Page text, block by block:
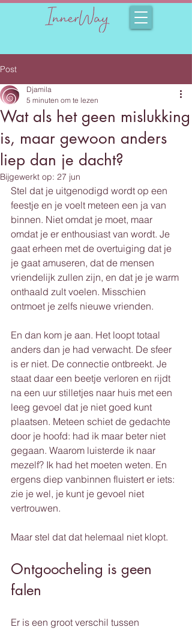
Post
Wat als het geen mislukking
is, maar gewoon anders
liep dan je dacht?
Djamila
5 minuten om te lezen
Bijgewerkt op: 27 jun
Stel dat je uitgenodigd wordt op een
feestje en je voelt meteen een ja van
binnen. Niet omdat je moet, maar
omdat je er enthousiast van wordt. Je
gaat erheen met de overtuiging dat je
je gaat amuseren, dat de mensen
vriendelijk zullen zijn, en dat je je warm
onthaald zult voelen. Misschien
ontmoet je zelfs nieuwe vrienden.
En dan kom je aan. Het loopt totaal
anders dan je had verwacht. De sfeer
is er niet. De connectie ontbreekt. Je
staat daar een beetje verloren en rijdt
na een uur stilletjes naar huis met een
leeg gevoel dat je niet goed kunt
plaatsen. Meteen schiet de gedachte
door je hoofd: had ik maar beter niet
gegaan. Waarom luisterde ik naar
mezelf? Ik had het moeten weten. En
ergens diep vanbinnen fluistert er iets:
zie je wel, je kunt je gevoel niet
vertrouwen.
Maar stel dat dat helemaal niet klopt.
Ontgoocheling is geen
falen
Er is een groot verschil tussen